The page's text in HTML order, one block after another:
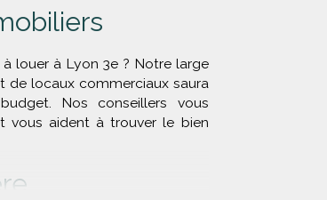
louer à Lyon 3e ? Notre large
de locaux commerciaux saura
Nos conseillers vous
vous aident à trouver le bien